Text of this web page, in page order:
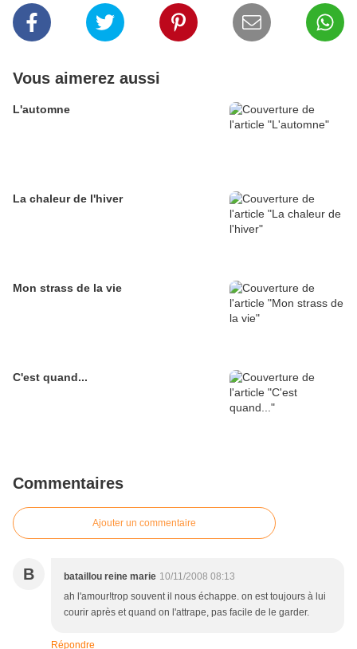
Vous aimerez aussi
L'automne
La chaleur de l'hiver
Mon strass de la vie
C'est quand...
Commentaires
Ajouter un commentaire
B bataillou reine marie 10/11/2008 08:13
ah l'amour!trop souvent il nous échappe. on est toujours à lui
courir après et quand on l'attrape, pas facile de le garder.
Répondre